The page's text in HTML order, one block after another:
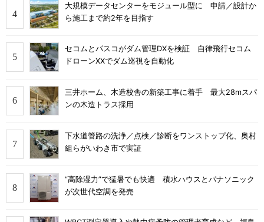
大規模データセンターをモジュール型に 申請／設計か
ら施工まで約2年を目指す
セコムとパスコがダム管理DXを検証 自律飛行セコム
ドローンXXでダム巡視を自動化
三井ホーム、木造校舎の新築工事に着手 最大28mスパ
ンの木造トラス採用
下水道管路の洗浄／点検／診断をワンストップ化、奥村
組らがいわき市で実証
“高除湿力”で猛暑でも快適 積水ハウスとパナソニック
が次世代空調を発売